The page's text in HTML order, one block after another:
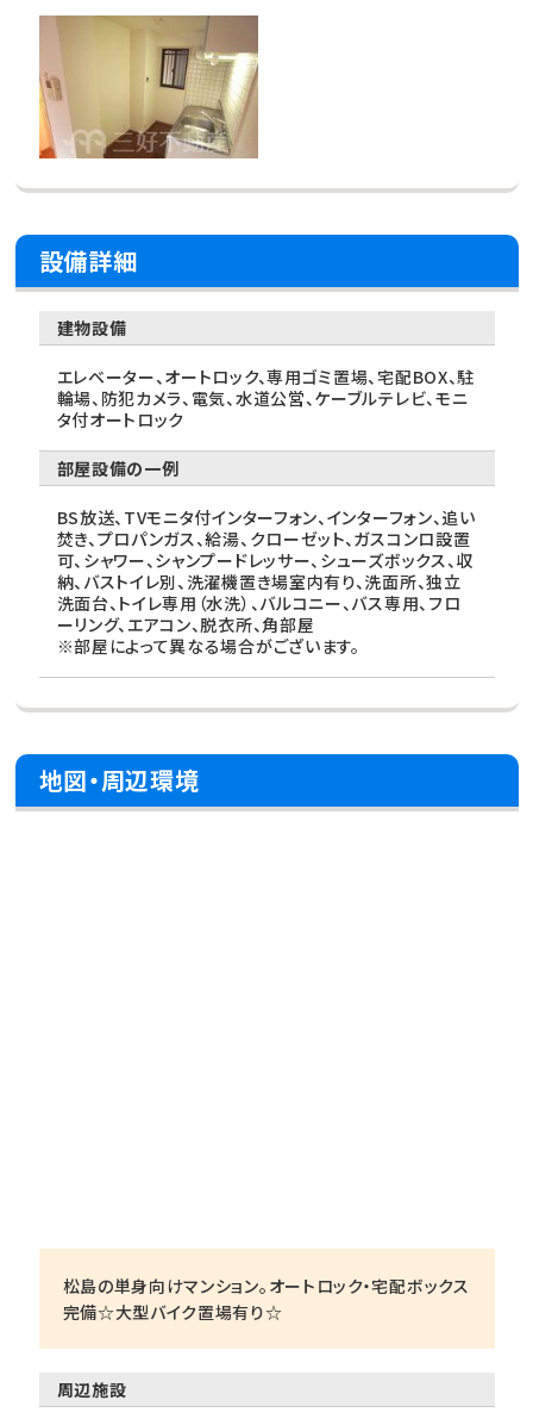
設備詳細
建物設備
エレベーター、オートロック、専用ゴミ置場、宅配BOX、駐
輪場、防犯カメラ、電気、水道公営、ケーブルテレビ、モニ
タ付オートロック
部屋設備の一例
BS放送、TVモニタ付インターフォン、インターフォン、追い
焚き、プロパンガス、給湯、クローゼット、ガスコンロ設置
可、シャワー、シャンプードレッサー、シューズボックス、収
納、バストイレ別、洗濯機置き場室内有り、洗面所、独立
洗面台、トイレ専用（水洗）、バルコニー、バス専用、フロ
ーリング、エアコン、脱衣所、角部屋
※部屋によって異なる場合がございます。
地図・周辺環境
松島の単身向けマンション。オートロック・宅配ボックス
完備☆大型バイク置場有り☆
周辺施設